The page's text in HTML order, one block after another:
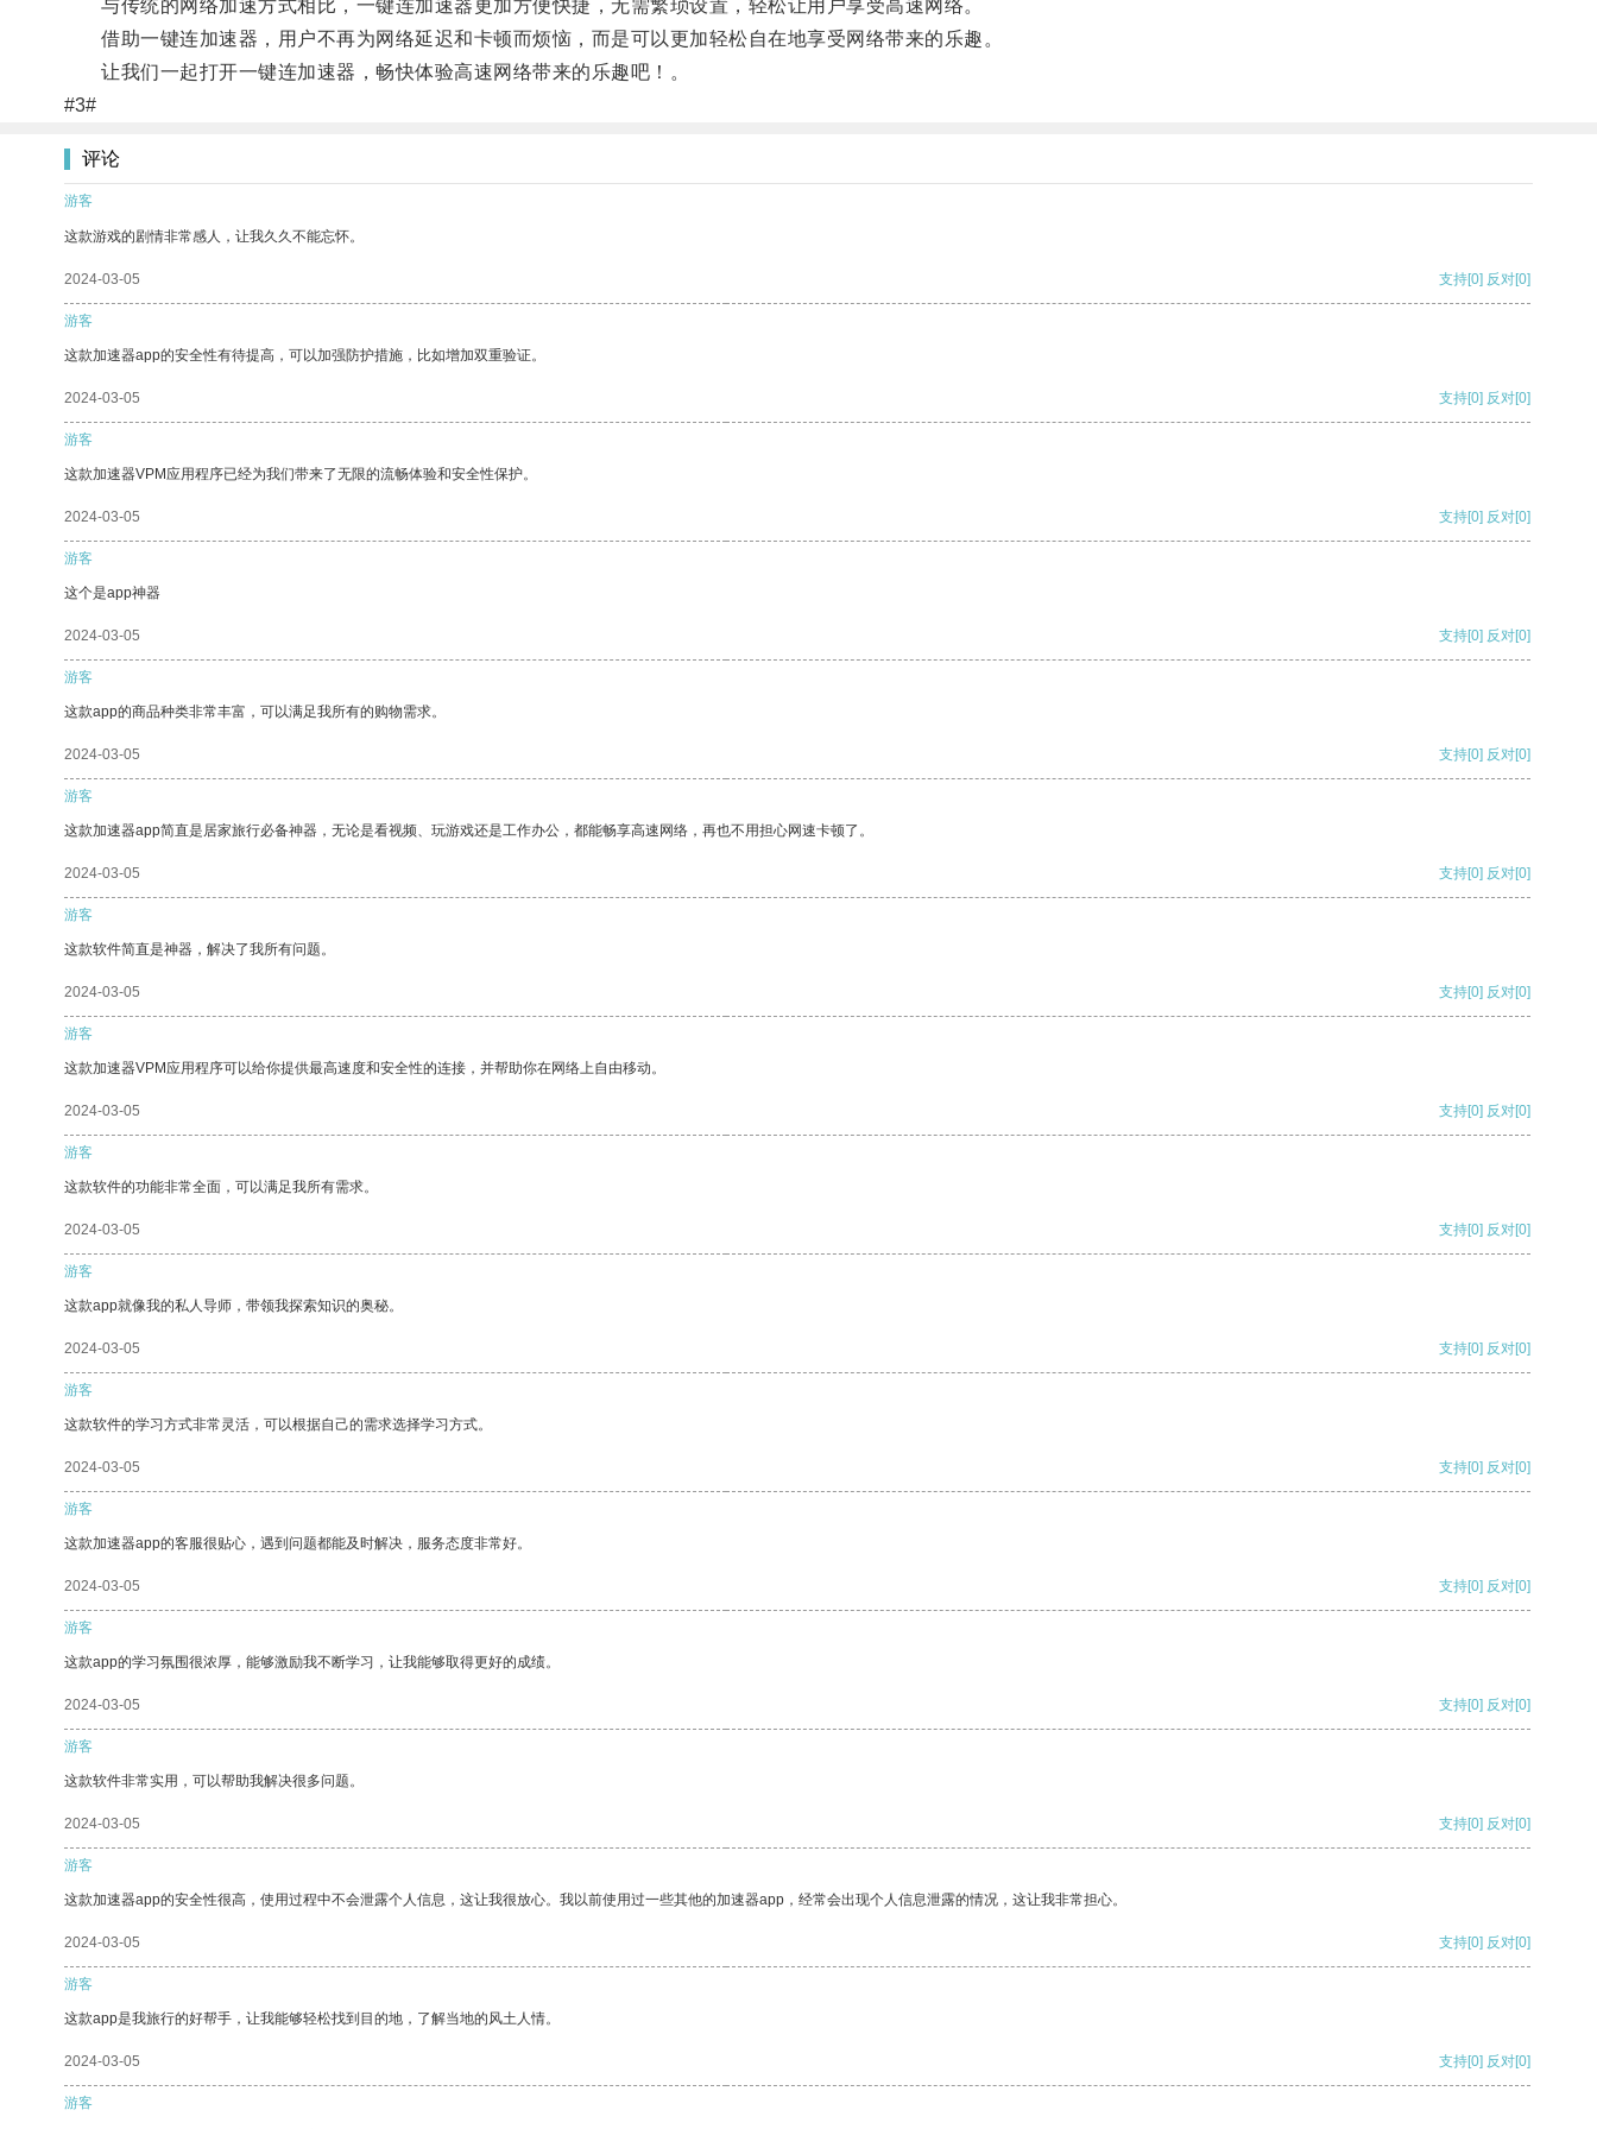
与传统的网络加速方式相比，一键连加速器更加方便快捷，无需繁琐设置，轻松让用户享受高速网络。
借助一键连加速器，用户不再为网络延迟和卡顿而烦恼，而是可以更加轻松自在地享受网络带来的乐趣。
让我们一起打开一键连加速器，畅快体验高速网络带来的乐趣吧！。
#3#
评论
游客
这款游戏的剧情非常感人，让我久久不能忘怀。
2024-03-05 支持[0] 反对[0]
游客
这款加速器app的安全性有待提高，可以加强防护措施，比如增加双重验证。
2024-03-05 支持[0] 反对[0]
游客
这款加速器VPM应用程序已经为我们带来了无限的流畅体验和安全性保护。
2024-03-05 支持[0] 反对[0]
游客
这个是app神器
2024-03-05 支持[0] 反对[0]
游客
这款app的商品种类非常丰富，可以满足我所有的购物需求。
2024-03-05 支持[0] 反对[0]
游客
这款加速器app简直是居家旅行必备神器，无论是看视频、玩游戏还是工作办公，都能畅享高速网络，再也不用担心网速卡顿了。
2024-03-05 支持[0] 反对[0]
游客
这款软件简直是神器，解决了我所有问题。
2024-03-05 支持[0] 反对[0]
游客
这款加速器VPM应用程序可以给你提供最高速度和安全性的连接，并帮助你在网络上自由移动。
2024-03-05 支持[0] 反对[0]
游客
这款软件的功能非常全面，可以满足我所有需求。
2024-03-05 支持[0] 反对[0]
游客
这款app就像我的私人导师，带领我探索知识的奥秘。
2024-03-05 支持[0] 反对[0]
游客
这款软件的学习方式非常灵活，可以根据自己的需求选择学习方式。
2024-03-05 支持[0] 反对[0]
游客
这款加速器app的客服很贴心，遇到问题都能及时解决，服务态度非常好。
2024-03-05 支持[0] 反对[0]
游客
这款app的学习氛围很浓厚，能够激励我不断学习，让我能够取得更好的成绩。
2024-03-05 支持[0] 反对[0]
游客
这款软件非常实用，可以帮助我解决很多问题。
2024-03-05 支持[0] 反对[0]
游客
这款加速器app的安全性很高，使用过程中不会泄露个人信息，这让我很放心。我以前使用过一些其他的加速器app，经常会出现个人信息泄露的情况，这让我非常担心。
2024-03-05 支持[0] 反对[0]
游客
这款app是我旅行的好帮手，让我能够轻松找到目的地，了解当地的风土人情。
2024-03-05 支持[0] 反对[0]
游客